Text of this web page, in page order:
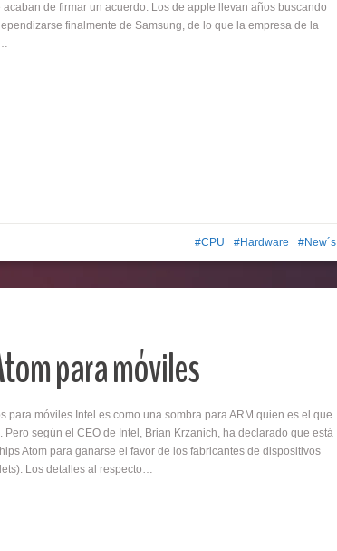
de firmar un acuerdo. Los de apple llevan años buscando
finalmente de Samsung, de lo que la empresa de la
CPU Hardware New´s
para móviles
para móviles Intel es como una sombra para ARM quien es el que
Pero según el CEO de Intel, Brian Krzanich, ha declarado que está
Atom para ganarse el favor de los fabricantes de dispositivos
Los detalles al respecto…